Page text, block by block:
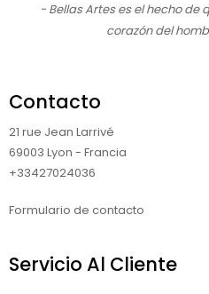
- Bellas Artes es el hecho de
corazón del
Contacto
21 rue Jean Larrivé
69003 Lyon - Francia
+33427024036
Formulario de contacto
Servicio Al Cliente